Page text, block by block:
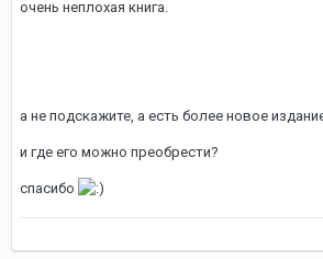
очень неплохая книга.
а не подскажите, а есть более новое
и где его можно преобрести?
спасибо